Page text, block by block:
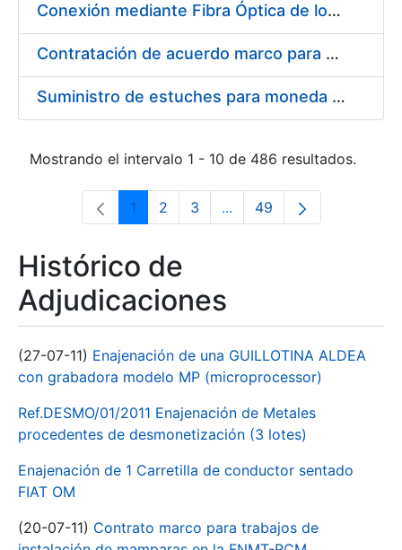
Conexión mediante Fibra Óptica de los Centros de Proceso de Datos (CPDs) de las sedes de la FNMT-RCM de Burgos y Madrid
Contratación de acuerdo marco para el Suministro de Material de Electricidad para la Fábrica Nacional de Moneda y Timbre-Real Casa de la Moneda en su centro de trabajo de Burgos
Suministro de estuches para moneda de 30 €
Mostrando el intervalo 1 - 10 de 486 resultados.
Página
1 Página
2 Página
3 ...Páginas intermedias Use
Página
49
Histórico de
Adjudicaciones
(27-07-11) Enajenación de una GUILLOTINA ALDEA
con grabadora modelo MP (microprocessor)
Ref.DESMO/01/2011 Enajenación de Metales
procedentes de desmonetización (3 lotes)
Enajenación de 1 Carretilla de conductor sentado
FIAT OM
(20-07-11) Contrato marco para trabajos de